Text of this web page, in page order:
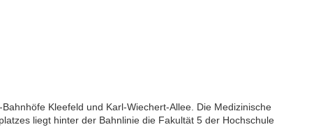
Kleefeld und Karl-Wiechert-Allee. Die Medizinische
liegt hinter der Bahnlinie die Fakultät 5 der Hochschule